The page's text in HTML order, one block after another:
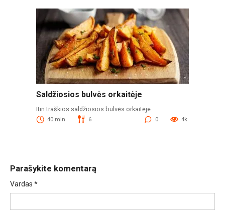
Saldžiosios bulvės orkaitėje
Itin traškios saldžiosios bulvės orkaitėje.
40 min 6 0 4k.
Parašykite komentarą
Vardas *